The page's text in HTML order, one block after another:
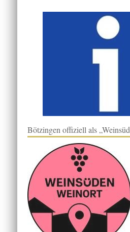
Bötzingen offiziell als